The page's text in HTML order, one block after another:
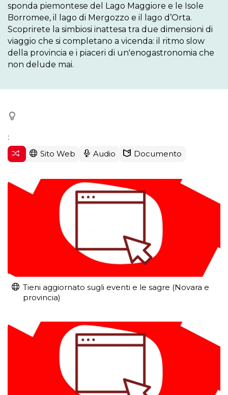
sponda piemontese del Lago Maggiore e le Isole
Borromee, il lago di Mergozzo e il lago d’Orta.
Scoprirete la simbiosi inattesa tra due dimensioni di
viaggio che si completano a vicenda: il ritmo slow
della provincia e i piaceri di un'enogastronomia che
non delude mai.
:
Sito Web
Audio Documento
Tieni aggiornato sugli eventi e le sagre (Novara e
provincia)